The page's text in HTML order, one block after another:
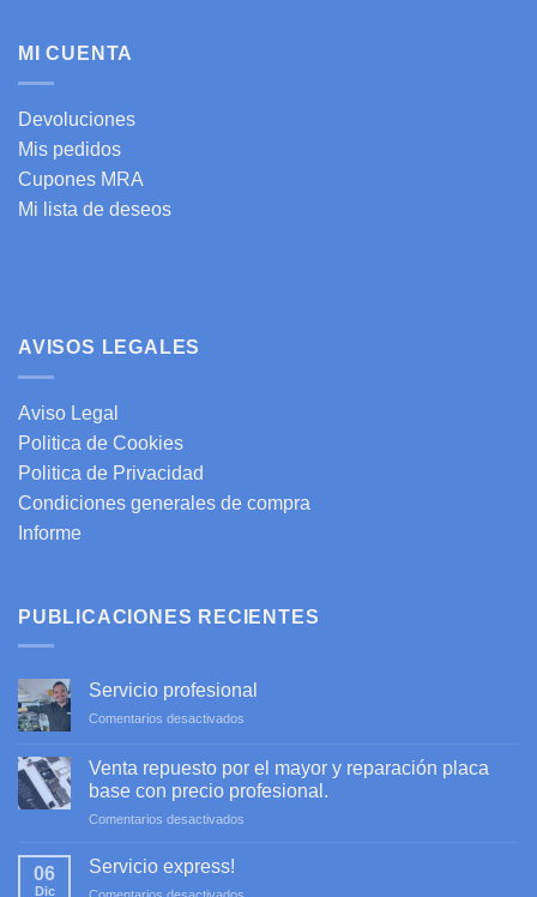
MI CUENTA
Devoluciones
Mis pedidos
Cupones MRA
Mi lista de deseos
AVISOS LEGALES
Aviso Legal
Politica de Cookies
Politica de Privacidad
Condiciones generales de compra
Informe
PUBLICACIONES RECIENTES
Servicio profesional
Comentarios desactivados
profesional
Venta repuesto por el mayor y reparación placa
base con precio profesional.
Comentarios desactivados
06
Dic
Servicio express!